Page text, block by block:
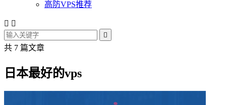
高防VPS推荐
 

共 7 篇文章
日本最好的vps